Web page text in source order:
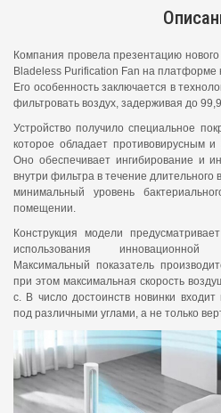
Компания провела презентацию
Bladeless Purification Fan на платформе
Его особенность заключается в
фильтровать воздух, задерживая до
Устройство получило специальное
которое обладает противовирусным
Оно обеспечивает ингибирование и
внутри фильтра в течение
минимальный уровень
помещении.
Конструкция модели
использования инновационной
Максимальный показатель
при этом максимальная скорость
с. В число достоинств новинки входит
под различными углами, а не только